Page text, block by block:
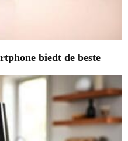
biedt de beste